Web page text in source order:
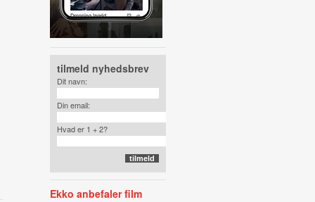
tilmeld nyhedsbrev
Dit navn:
Din email:
Hvad er 1 + 2?
Ekko anbefaler film